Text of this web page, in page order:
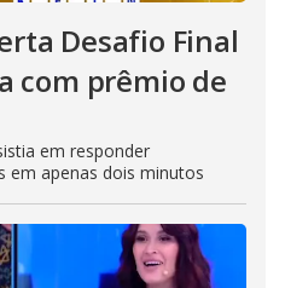
Desafio Final
com prêmio de
em responder
em apenas dois minutos